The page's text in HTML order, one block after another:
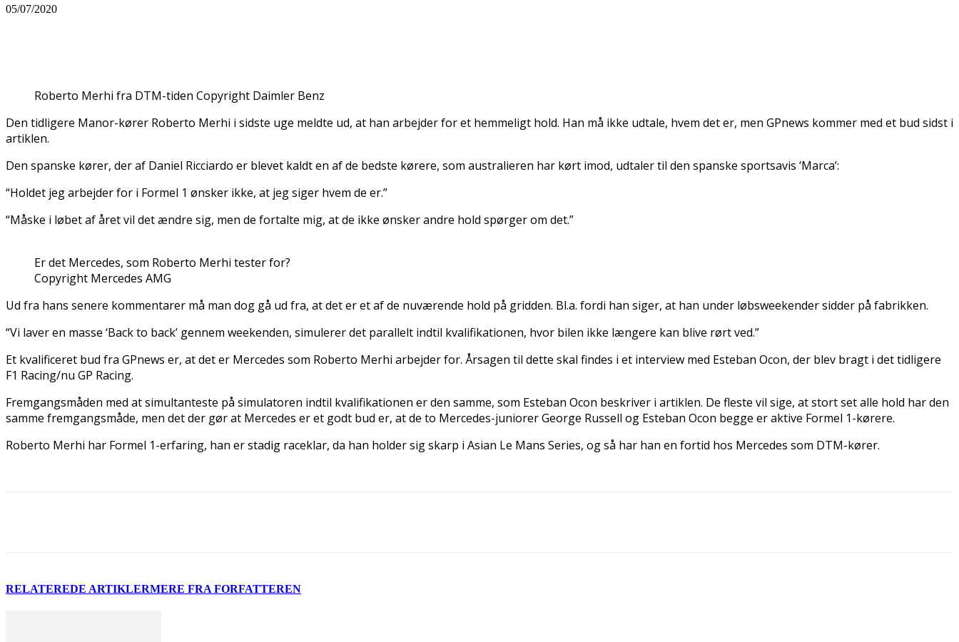
05/07/2020
Roberto Merhi fra DTM-tiden Copyright Daimler Benz
Den tidligere Manor-kører Roberto Merhi i sidste uge meldte ud, at han arbejder for et hemmeligt hold. Han må ikke udtale, hvem det er, men GPnews kommer med et bud sidst i
artiklen.
Den spanske kører, der af Daniel Ricciardo er blevet kaldt en af de bedste kørere, som australieren har kørt imod, udtaler til den spanske sportsavis ‘Marca’:
“Holdet jeg arbejder for i Formel 1 ønsker ikke, at jeg siger hvem de er.”
“Måske i løbet af året vil det ændre sig, men de fortalte mig, at de ikke ønsker andre hold spørger om det.”
Er det Mercedes, som Roberto Merhi tester for?
Copyright Mercedes AMG
Ud fra hans senere kommentarer må man dog gå ud fra, at det er et af de nuværende hold på gridden. Bl.a. fordi han siger, at han under løbsweekender sidder på fabrikken.
“Vi laver en masse ‘Back to back’ gennem weekenden, simulerer det parallelt indtil kvalifikationen, hvor bilen ikke længere kan blive rørt ved.”
Et kvalificeret bud fra GPnews er, at det er Mercedes som Roberto Merhi arbejder for. Årsagen til dette skal findes i et interview med Esteban Ocon, der blev bragt i det tidligere
F1 Racing/nu GP Racing.
Fremgangsmåden med at simultanteste på simulatoren indtil kvalifikationen er den samme, som Esteban Ocon beskriver i artiklen. De fleste vil sige, at stort set alle hold har den
samme fremgangsmåde, men det der gør at Mercedes er et godt bud er, at de to Mercedes-juniorer George Russell og Esteban Ocon begge er aktive Formel 1-kørere.
Roberto Merhi har Formel 1-erfaring, han er stadig raceklar, da han holder sig skarp i Asian Le Mans Series, og så har han en fortid hos Mercedes som DTM-kører.
RELATEREDE ARTIKLERMERE FRA FORFATTEREN